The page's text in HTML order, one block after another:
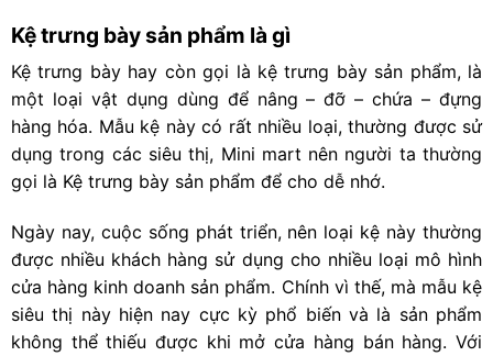
Kệ trưng bày sản phẩm là gì
Kệ trưng bày hay còn gọi là kệ trưng bày sản phẩm, là
một loại vật dụng dùng để nâng – đỡ – chứa – đựng
hàng hóa. Mẫu kệ này có rất nhiều loại, thường được sử
dụng trong các siêu thị, Mini mart nên người ta thường
gọi là Kệ trưng bày sản phẩm để cho dễ nhớ.
Ngày nay, cuộc sống phát triển, nên loại kệ này thường
được nhiều khách hàng sử dụng cho nhiều loại mô hình
cửa hàng kinh doanh sản phẩm. Chính vì thế, mà mẫu kệ
siêu thị này hiện nay cực kỳ phổ biến và là sản phẩm
không thể thiếu được khi mở cửa hàng bán hàng. Với